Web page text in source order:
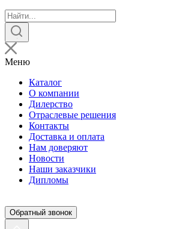
Поиск
товаров
Меню
Каталог
О компании
Дилерство
Отраслевые решения
Контакты
Доставка и оплата
Нам доверяют
Новости
Наши заказчики
Дипломы
Обратный звонок